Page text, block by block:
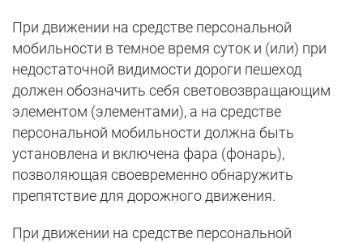
При движении на средстве персональной
мобильности в темное время суток и (или) при
недостаточной видимости дороги пешеход
должен обозначить себя световозвращающим
элементом (элементами), а на средстве
персональной мобильности должна быть
установлена и включена фара (фонарь),
позволяющая своевременно обнаружить
препятствие для дорожного движения.
При движении на средстве персональной